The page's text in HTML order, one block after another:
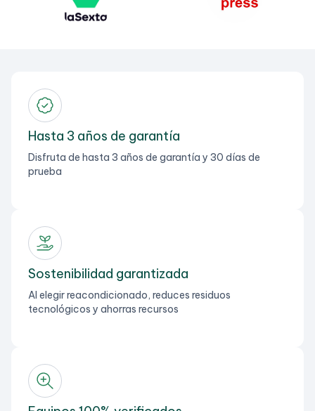
Hasta 3 años de garantía
Disfruta de hasta 3 años de garantía y 30 días de
prueba
Sostenibilidad garantizada
Al elegir reacondicionado, reduces residuos
tecnológicos y ahorras recursos